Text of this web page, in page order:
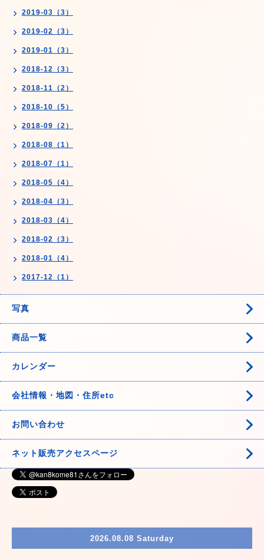
2019-03（3）
2019-02（3）
2019-01（3）
2018-12（3）
2018-11（2）
2018-10（5）
2018-09（2）
2018-08（1）
2018-07（1）
2018-05（4）
2018-04（3）
2018-03（4）
2018-02（3）
2018-01（4）
2017-12（1）
写真
商品一覧
カレンダー
会社情報・地図・住所etc
お問い合わせ
ネット販売アクセスページ
2026.08.08 Saturday